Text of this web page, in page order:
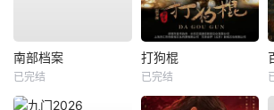
南部档案
已完结
打狗棍
已完结